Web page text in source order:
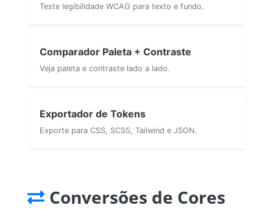
Teste legibilidade WCAG para texto e fundo.
Comparador Paleta + Contraste
Veja paleta e contraste lado a lado.
Exportador de Tokens
Exporte para CSS, SCSS, Tailwind e JSON.
Conversões de Cores